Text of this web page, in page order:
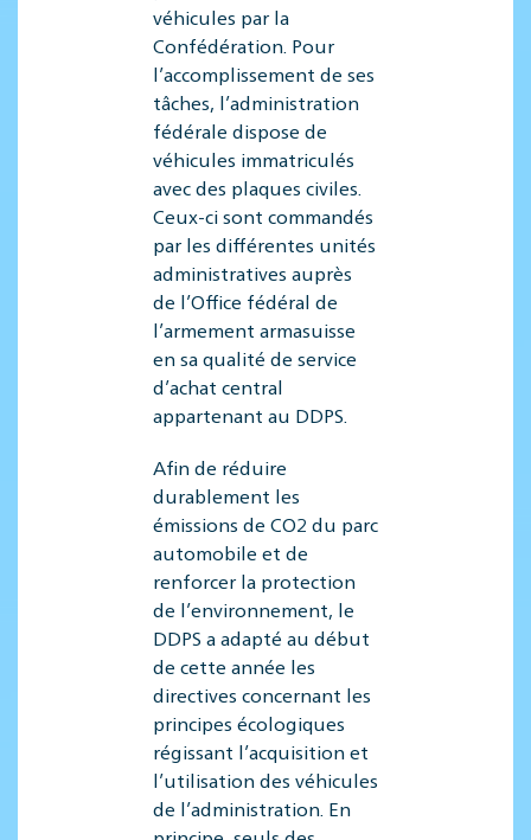
véhicules par la
Confédération. Pour
l’accomplissement de ses
tâches, l’administration
fédérale dispose de
véhicules immatriculés
avec des plaques civiles.
Ceux-ci sont commandés
par les différentes unités
administratives auprès
de l’Office fédéral de
l’armement armasuisse
en sa qualité de service
d’achat central
appartenant au DDPS.
Afin de réduire
durablement les
émissions de CO2 du parc
automobile et de
renforcer la protection
de l’environnement, le
DDPS a adapté au début
de cette année les
directives concernant les
principes écologiques
régissant l’acquisition et
l’utilisation des véhicules
de l’administration. En